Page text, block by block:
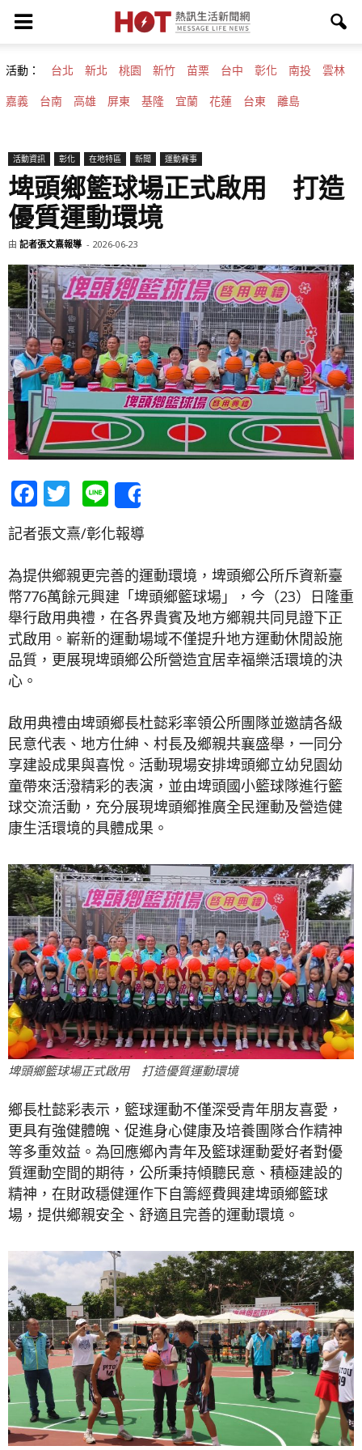
活動： 台北 新北 桃園 新竹 苗栗 台中 彰化 南投 雲林
嘉義 台南 高雄 屏東 基隆 宜蘭 花蓮 台東 離島
活動資訊 彰化 在地特區 新聞 運動賽事
埤頭鄉籃球場正式啟用 打造
優質運動環境
由 記者張文熹報導 - 2026-06-23
Facebook
Twitter
Line
記者張文熹/彰化報導
為提供鄉親更完善的運動環境，埤頭鄉公所斥資新臺
幣776萬餘元興建「埤頭鄉籃球場」，今（23）日隆重
舉行啟用典禮，在各界貴賓及地方鄉親共同見證下正
式啟用。嶄新的運動場域不僅提升地方運動休閒設施
品質，更展現埤頭鄉公所營造宜居幸福樂活環境的決
心。
啟用典禮由埤頭鄉長杜懿彩率領公所團隊並邀請各級
民意代表、地方仕紳、村長及鄉親共襄盛舉，一同分
享建設成果與喜悅。活動現場安排埤頭鄉立幼兒園幼
童帶來活潑精彩的表演，並由埤頭國小籃球隊進行籃
球交流活動，充分展現埤頭鄉推廣全民運動及營造健
康生活環境的具體成果。
埤頭鄉籃球場正式啟用 打造優質運動環境
鄉長杜懿彩表示，籃球運動不僅深受青年朋友喜愛，
更具有強健體魄、促進身心健康及培養團隊合作精神
等多重效益。為回應鄉內青年及籃球運動愛好者對優
質運動空間的期待，公所秉持傾聽民意、積極建設的
精神，在財政穩健運作下自籌經費興建埤頭鄉籃球
場，提供鄉親安全、舒適且完善的運動環境。